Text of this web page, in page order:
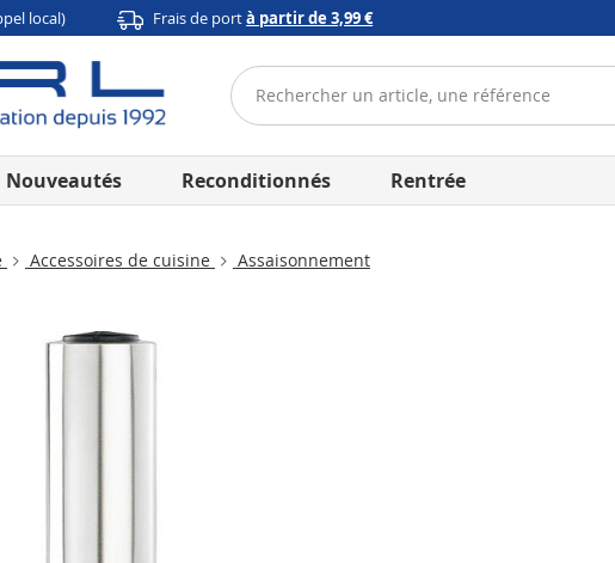
local) Frais de portà partir de 3,99 €
Nouveautés Reconditionnés Rentrée
Accessoires de cuisine Assaisonnement